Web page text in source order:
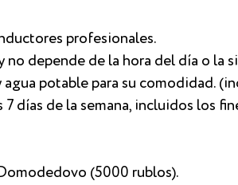
profesionales.
depende de la hora del día o la
potable para su comodidad.
días de la semana, incluidos los
(5000 rublos).